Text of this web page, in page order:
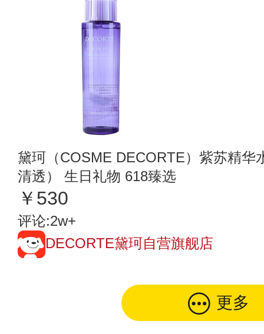
黛珂（COSME DECORTE）紫苏精华
清透） 生日礼物 618臻选
￥530
评论:2w+
DECORTE黛珂自营旗舰店
更多